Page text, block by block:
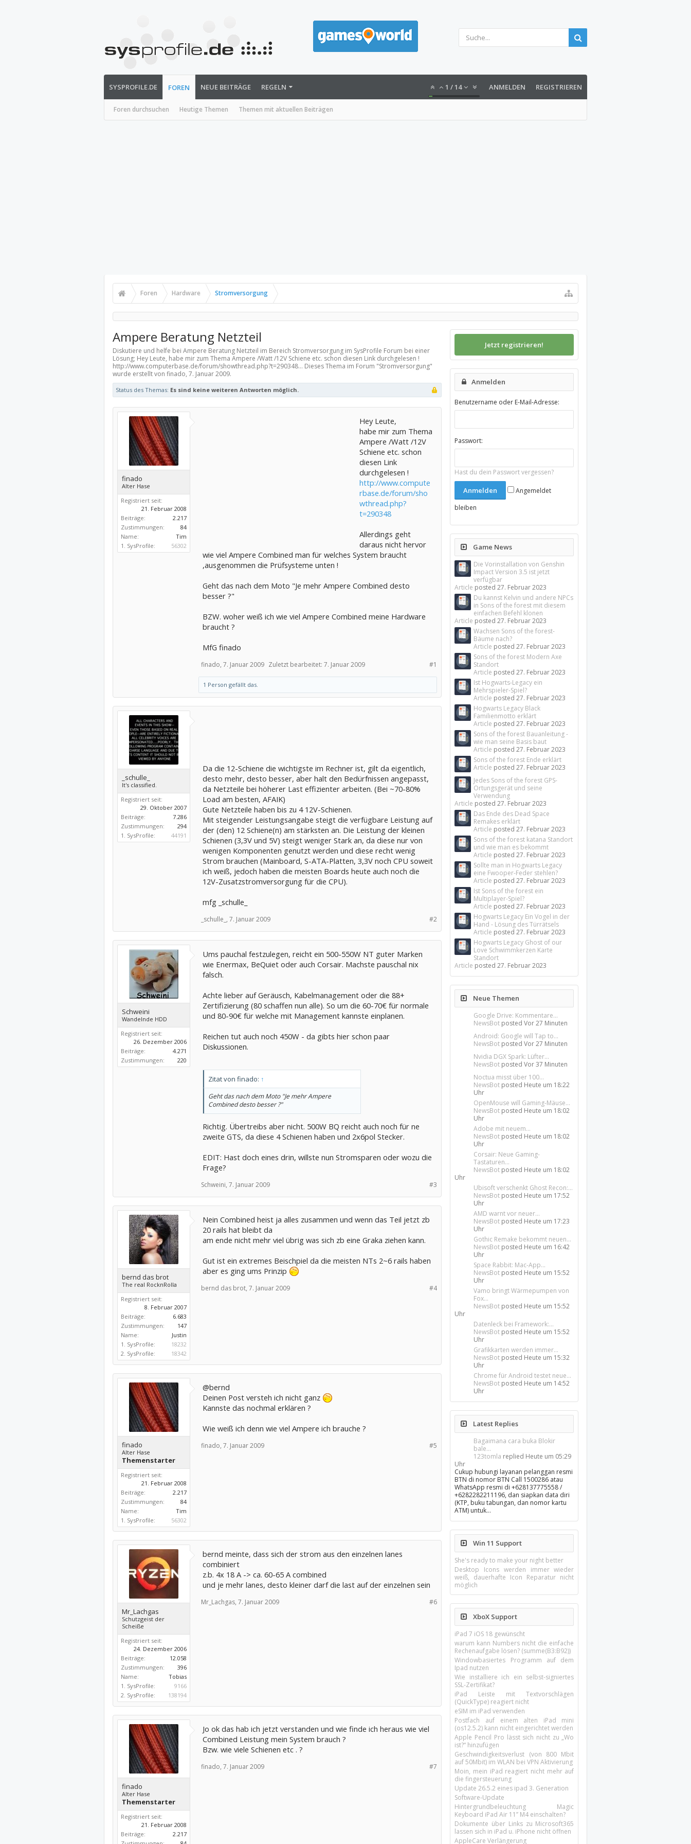
SYSPROFILE.DE FOREN
Foren durchsuchen Heutige Themen Themen mit aktuellen Beiträgen
NEUE BEITRÄGE REGELN 1 /14 ANMELDEN REGISTRIEREN
Foren Hardware Stromversorgung
Ampere Beratung Netzteil
Diskutiere und helfe bei Ampere Beratung Netzteil im Bereich Stromversorgungim SysProfile Forum bei einer
Lösung; Hey Leute, habe mir zum Thema Ampere /Watt /12V Schiene etc. schon diesen Link durchgelesen !
http://www.computerbase.de/forum/showthread.php?t=290348... Dieses Thema im Forum "Stromversorgung"
wurde erstellt von finado, 7. Januar 2009.
Status des Themas: Es sind keine weiteren Antworten möglich.
finado
Alter Hase
Registriert seit:
21. Februar 2008
Beiträge:
2.217
Zustimmungen:
84
Name:
Tim
1. SysProfile:
56302
Hey Leute,
habe mir zum Thema
Ampere /Watt /12V
Schiene etc. schon
diesen Link
durchgelesen !
http://www.compute
rbase.de/forum/sho
wthread.php?
t=290348
Allerdings geht
daraus nicht hervor
wie viel Ampere Combined man für welches System braucht
,ausgenommen die Prüfsysteme unten !
Geht das nach dem Moto "Je mehr Ampere Combined desto
besser ?"
BZW. woher weiß ich wie viel Ampere Combined meine Hardware
braucht ?
MfG finado
#1
finado, 7. Januar 2009 Zuletzt bearbeitet: 7. Januar 2009
1 Person gefällt das.
_schulle_
It's classified.
Registriert seit:
29. Oktober 2007
Beiträge:
7.286
Zustimmungen:
294
1. SysProfile:
44191
Da die 12-Schiene die wichtigste im Rechner ist, gilt da eigentlich,
desto mehr, desto besser, aber halt den Bedürfnissen angepasst,
da Netzteile bei höherer Last effizienter arbeiten. (Bei ~70-80%
Load am besten, AFAIK)
Gute Netzteile haben bis zu 4 12V-Schienen.
Mit steigender Leistungsangabe steigt die verfügbare Leistung auf
der (den) 12 Schiene(n) am stärksten an. Die Leistung der kleinen
Schienen (3,3V und 5V) steigt weniger Stark an, da diese nur von
wenigen Komponenten genutzt werden und diese recht wenig
Strom brauchen (Mainboard, S-ATA-Platten, 3,3V noch CPU soweit
ich weiß, jedoch haben die meisten Boards heute auch noch die
12V-Zusatzstromversorgung für die CPU).
mfg _schulle_
#2
_schulle_, 7. Januar 2009
Schweini
Wandelnde HDD
Registriert seit:
26. Dezember 2006
Beiträge:
4.271
Zustimmungen:
220
Ums pauchal festzulegen, reicht ein 500-550W NT guter Marken
wie Enermax, BeQuiet oder auch Corsair. Machste pauschal nix
falsch.
Achte lieber auf Geräusch, Kabelmanagement oder die 88+
Zertifizierung (80 schaffen nun alle). So um die 60-70€ für normale
und 80-90€ für welche mit Management kannste einplanen.
Reichen tut auch noch 450W - da gibts hier schon paar
Diskussionen.
Zitat von finado: ↑
Geht das nach dem Moto "Je mehr Ampere
Combined desto besser ?"
Richtig. Übertreibs aber nicht. 500W BQ reicht auch noch für ne
zweite GTS, da diese 4 Schienen haben und 2x6pol Stecker.
EDIT: Hast doch eines drin, willste nun Stromsparen oder wozu die
Frage?
#3
Schweini, 7. Januar 2009
bernd das brot
The real RocknRolla
Registriert seit:
8. Februar 2007
Beiträge:
6.683
Zustimmungen:
147
Name:
Justin
1. SysProfile:
18232
2. SysProfile:
18342
Nein Combined heist ja alles zusammen und wenn das Teil jetzt zb
20 rails hat bleibt da
am ende nicht mehr viel übrig was sich zb eine Graka ziehen kann.
Gut ist ein extremes Beischpiel da die meisten NTs 2~6 rails haben
aber es ging ums Prinzip
#4
bernd das brot, 7. Januar 2009
finado
Alter Hase
Themenstarter
Registriert seit:
21. Februar 2008
Beiträge:
2.217
Zustimmungen:
84
Name:
Tim
1. SysProfile:
56302
@bernd
Deinen Post versteh ich nicht ganz
Kannste das nochmal erklären ?
Wie weiß ich denn wie viel Ampere ich brauche ?
#5
finado, 7. Januar 2009
Mr_Lachgas
Schutzgeist der
Scheiße
Registriert seit:
24. Dezember 2006
Beiträge:
12.058
Zustimmungen:
396
Name:
Tobias
1. SysProfile:
9166
2. SysProfile:
138194
bernd meinte, dass sich der strom aus den einzelnen lanes
combiniert
z.b. 4x 18 A -> ca. 60-65 A combined
und je mehr lanes, desto kleiner darf die last auf der einzelnen sein
#6
Mr_Lachgas, 7. Januar 2009
finado
Alter Hase
Themenstarter
Registriert seit:
21. Februar 2008
Beiträge:
2.217
Jo ok das hab ich jetzt verstanden und wie finde ich heraus wie viel
Combined Leistung mein System brauch ?
Bzw. wie viele Schienen etc . ?
#7
finado, 7. Januar 2009
Jetzt registrieren!
Anmelden
Benutzername oder E-Mail-Adresse:
Passwort:
Hast du dein Passwort vergessen?
Angemeldet
bleiben
Game News
Die Vorinstallation von Genshin
Impact Version 3.5 ist jetzt
verfügbar
Article posted27. Februar 2023
Du kannst Kelvin und andere NPCs
in Sons of the forest mit diesem
einfachen Befehl klonen
Article posted27. Februar 2023
Wachsen Sons of the forest-
Bäume nach?
Article posted27. Februar 2023
Sons of the forest Modern Axe
Standort
Article posted27. Februar 2023
Ist Hogwarts-Legacy ein
Mehrspieler-Spiel?
Article posted27. Februar 2023
Hogwarts Legacy Black
Familienmotto erklärt
Article posted27. Februar 2023
Sons of the forest Bauanleitung -
wie man seine Basis baut
Article posted27. Februar 2023
Sons of the forest Ende erklärt
Article posted27. Februar 2023
Jedes Sons of the forest GPS-
Ortungsgerät und seine
Verwendung
Article posted27. Februar 2023
Das Ende des Dead Space
Remakes erklärt
Article posted27. Februar 2023
Sons of the forest katana Standort
und wie man es bekommt
Article posted27. Februar 2023
Sollte man in Hogwarts Legacy
eine Fwooper-Feder stehlen?
Article posted27. Februar 2023
Ist Sons of the forest ein
Multiplayer-Spiel?
Article posted27. Februar 2023
Hogwarts Legacy Ein Vogel in der
Hand - Lösung des Türrätsels
Article posted27. Februar 2023
Hogwarts Legacy Ghost of our
Love Schwimmkerzen Karte
Standort
Article posted27. Februar 2023
Neue Themen
Google Drive: Kommentare...
NewsBot postedVor 27 Minuten
Android: Google will Tap to...
NewsBot postedVor 27 Minuten
Nvidia DGX Spark: Lüfter...
NewsBot postedVor 37 Minuten
Noctua misst über 100...
NewsBot posted Heute um 18:22
Uhr
OpenMouse will Gaming-Mäuse...
NewsBot posted Heute um 18:02
Uhr
Adobe mit neuem...
NewsBot posted Heute um 18:02
Uhr
Corsair: Neue Gaming-
Tastaturen...
NewsBot posted Heute um 18:02
Uhr
Ubisoft verschenkt Ghost Recon:...
NewsBot posted Heute um 17:52
Uhr
AMD warnt vor neuer...
NewsBot posted Heute um 17:23
Uhr
Gothic Remake bekommt neuen...
NewsBot posted Heute um 16:42
Uhr
Space Rabbit: Mac-App...
NewsBot posted Heute um 15:52
Uhr
Vamo bringt Wärmepumpen von
Fox...
NewsBot posted Heute um 15:52
Uhr
Datenleck bei Framework:...
NewsBot posted Heute um 15:52
Uhr
Grafikkarten werden immer...
NewsBot posted Heute um 15:32
Uhr
Chrome für Android testet neue...
NewsBot posted Heute um 14:52
Uhr
Latest Replies
Bagaimana cara buka Blokir
bale...
123tomla replied Heute um 05:29
Uhr
Cukup hubungi layanan pelanggan resmi
BTN di nomor BTN Call 1500286 atau
WhatsApp resmi di +628137775558 /
+6282282211196, dan siapkan data diri
(KTP, buku tabungan, dan nomor kartu
ATM) untuk…
Win 11 Support
She's ready to make your night better
Desktop Icons werden immer wieder
weiß, dauerhafte Icon Reparatur nicht
möglich
XboX Support
iPad 7 iOS 18 gewünscht
warum kann Numbers nicht die einfache
Rechenaufgabe lösen? (summe(B3:B92))
Windowbasiertes Programm auf dem
Ipad nutzen
Wie installiere ich ein selbst-signiertes
SSL-Zertifikat?
iPad Leiste mit Textvorschlägen
(QuickType) reagiert nicht
eSIM im iPad verwenden
Postfach auf einem alten iPad mini
(os12.5.2) kann nicht eingerichtet werden
Apple Pencil Pro lässt sich nicht zu „Wo
ist?“ hinzufügen
Geschwindigkeitsverlust (von 800 Mbit
auf 50Mbit) im WLAN bei VPN Aktivierung
Moin, mein iPad reagiert nicht mehr auf
die fingersteuerung
Update 26.5.2 eines ipad 3. Generation
Software-Update
Hintergrundbeleuchtung Magic
Keyboard iPad Air 11’’ M4 einschalten?
Dokumente über Links zu Microsoft365
lassen sich in iPad u. iPhone nicht öffnen
AppleCare Verlängerung